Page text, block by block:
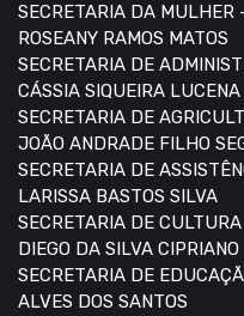
SECRETARIA DA
ROSEANY RAMOS MATOS
SECRETARIA DE
CÁSSIA SIQUEIRA LUCENA
SECRETARIA DE
JOÃO ANDRADE FILHO
SECRETARIA DE
LARISSA BASTOS SILVA
SECRETARIA DE
DIEGO DA SILVA CIPRIANO
SECRETARIA DE
ALVES DOS SANTOS